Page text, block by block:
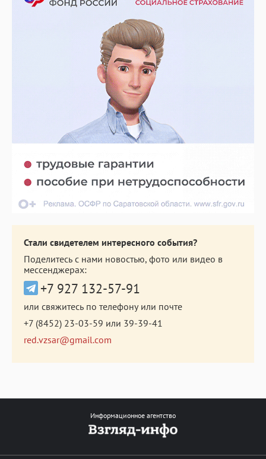
Стали свидетелем интересного события?
Поделитесь с нами новостью, фото или видео в
мессенджерах:
+7 927 132-57-91
или свяжитесь по телефону или почте
+7 (8452) 23-03-59 или 39-39-41
red.vzsar@gmail.com
Информационное агентство